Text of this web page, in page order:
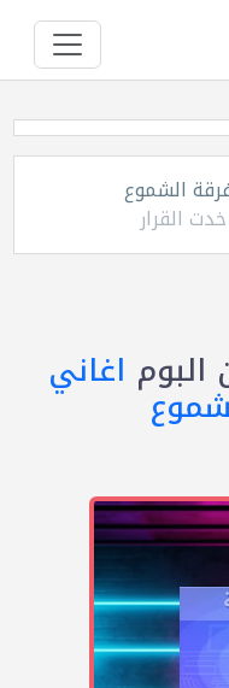
الشموع
القرار
اغاني